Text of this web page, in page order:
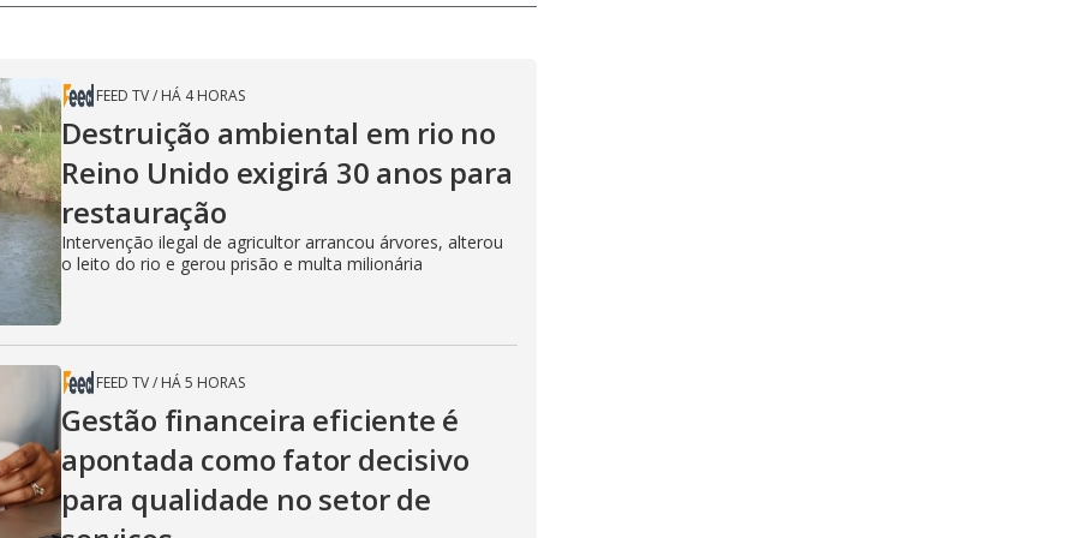
y
V
i
d
e
FEED TV/ HÁ 4 HORAS
Destruição ambiental em rio no
Reino Unido exigirá 30 anos para
restauração
Intervenção ilegal de agricultor arrancou árvores, alterou
o leito do rio e gerou prisão e multa milionária
FEED TV/ HÁ 5 HORAS
Gestão financeira eficiente é
apontada como fator decisivo
para qualidade no setor de